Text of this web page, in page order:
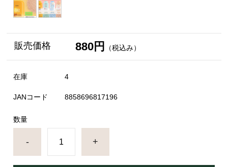
販売価格 880円 （税込み）
在庫 4
JANコード 8858696817196
数量
- +